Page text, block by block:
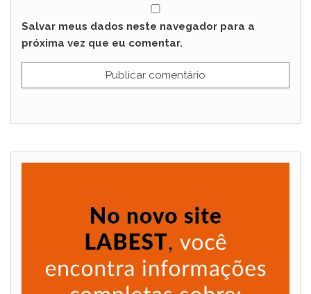
Salvar meus dados neste navegador para a
próxima vez que eu comentar.